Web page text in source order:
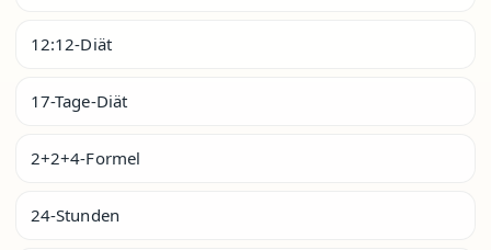
12:12-Diät
17-Tage-Diät
2+2+4-Formel
24-Stunden